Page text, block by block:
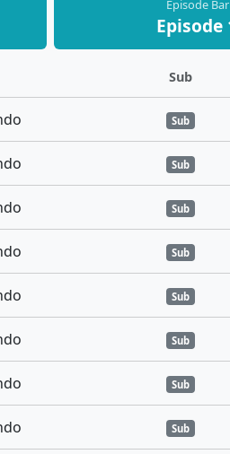
Episode
Episode
Sub
Sub
Sub
Sub
Sub
Sub
Sub
Sub
Sub